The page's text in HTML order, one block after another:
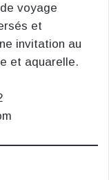
voyage
et
invitation au
et aquarelle.